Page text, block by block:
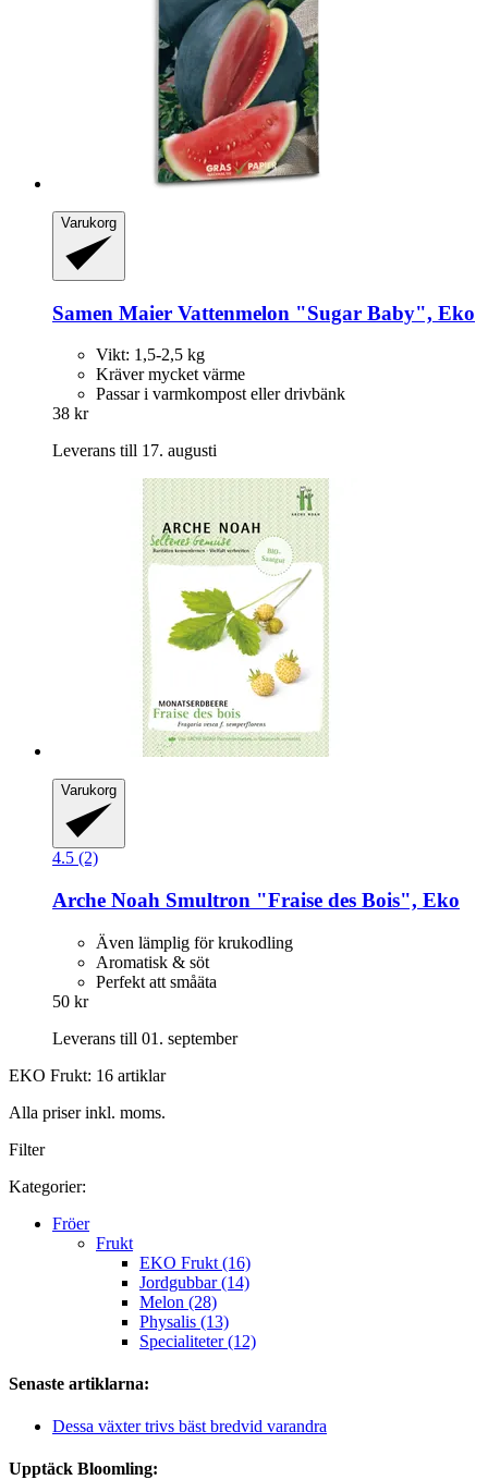
Varukorg
Samen Maier Vattenmelon "Sugar Baby", Eko
Vikt: 1,5-2,5 kg
Kräver mycket värme
Passar i varmkompost eller drivbänk
38 kr
Leverans till 17. augusti
Varukorg
4.5 (2)
Arche Noah Smultron "Fraise des Bois", Eko
Även lämplig för krukodling
Aromatisk & söt
Perfekt att småäta
50 kr
Leverans till 01. september
EKO Frukt: 16 artiklar
Alla priser inkl. moms.
Filter
Kategorier:
Fröer
Frukt
EKO Frukt (16)
Jordgubbar (14)
Melon (28)
Physalis (13)
Specialiteter (12)
Senaste artiklarna:
Dessa växter trivs bäst bredvid varandra
Upptäck Bloomling: